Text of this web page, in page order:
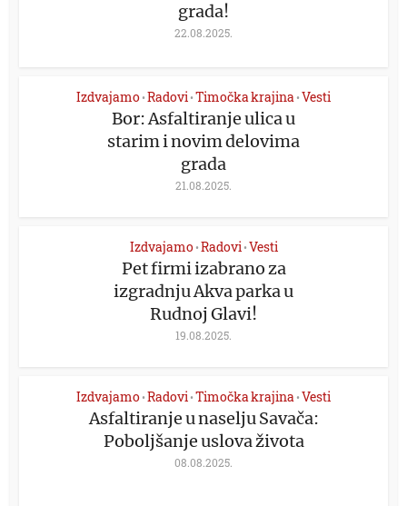
grada!
22.08.2025.
Izdvajamo•Radovi•Timočka krajina•Vesti
Bor: Asfaltiranje ulica u
starim i novim delovima
grada
21.08.2025.
Izdvajamo •Radovi •Vesti
Pet firmi izabrano za
izgradnju Akva parka u
Rudnoj Glavi!
19.08.2025.
Izdvajamo•Radovi•Timočka krajina•Vesti
Asfaltiranje u naselju Savača:
Poboljšanje uslova života
08.08.2025.